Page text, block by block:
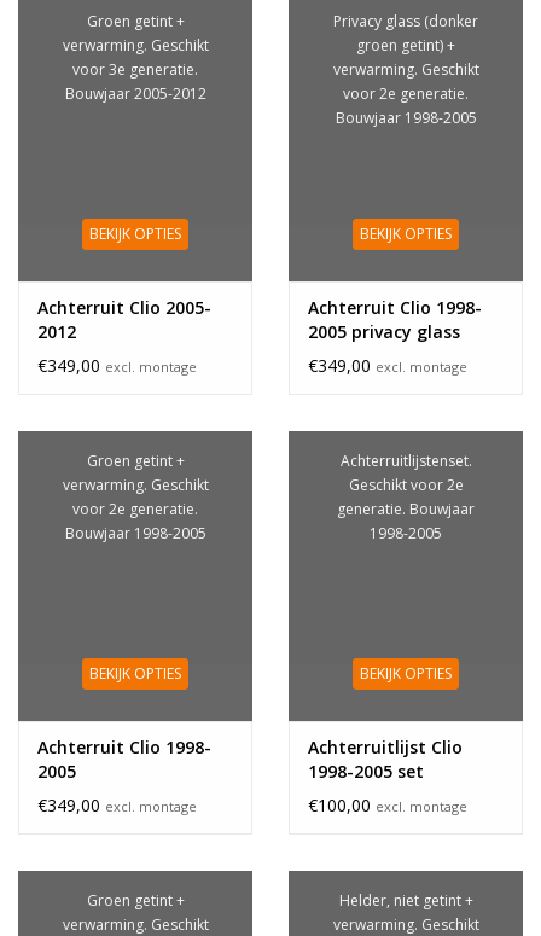
Groen getint +
verwarming. Geschikt
voor 3e generatie.
Bouwjaar 2005-2012
BEKIJK OPTIES
Achterruit Clio 2005-
2012
€349,00 excl. montage
Privacy glass (donker
groen getint) +
verwarming. Geschikt
voor 2e generatie.
Bouwjaar 1998-2005
BEKIJK OPTIES
Achterruit Clio 1998-
2005 privacy glass
€349,00 excl. montage
Groen getint +
verwarming. Geschikt
voor 2e generatie.
Bouwjaar 1998-2005
BEKIJK OPTIES
Achterruit Clio 1998-
2005
€349,00 excl. montage
Achterruitlijstenset.
Geschikt voor 2e
generatie. Bouwjaar
1998-2005
BEKIJK OPTIES
Achterruitlijst Clio
1998-2005 set
€100,00 excl. montage
Groen getint +
verwarming. Geschikt
Helder, niet getint +
verwarming. Geschikt